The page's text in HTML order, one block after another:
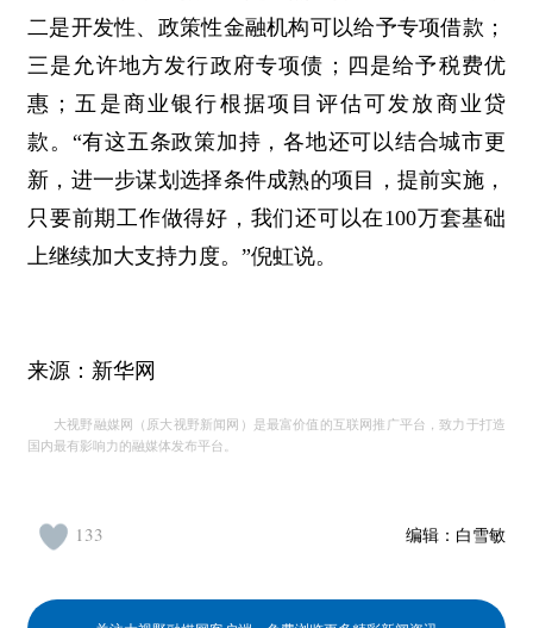
二是开发性、政策性金融机构可以给予专项借款；
三是允许地方发行政府专项债；四是给予税费优
惠；五是商业银行根据项目评估可发放商业贷
款。“有这五条政策加持，各地还可以结合城市更
新，进一步谋划选择条件成熟的项目，提前实施，
只要前期工作做得好，我们还可以在100万套基础
上继续加大支持力度。”倪虹说。
来源：新华网
大视野融媒网（原大视野新闻网）是最富价值的互联网推广平台，致力于打造
国内最有影响力的融媒体发布平台。
编辑： 白雪敏
133